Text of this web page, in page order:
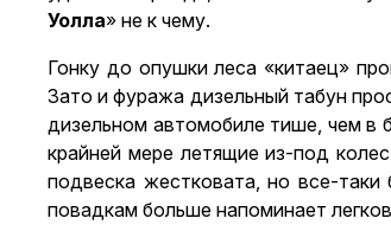
Уолла» не к чему.
Гонку до опушки леса «китаец»
Зато и фуража дизельный табун
дизельном автомобиле тише, чем в
крайней мере летящие из-под
подвеска жестковата, но все-
повадкам больше напоминает